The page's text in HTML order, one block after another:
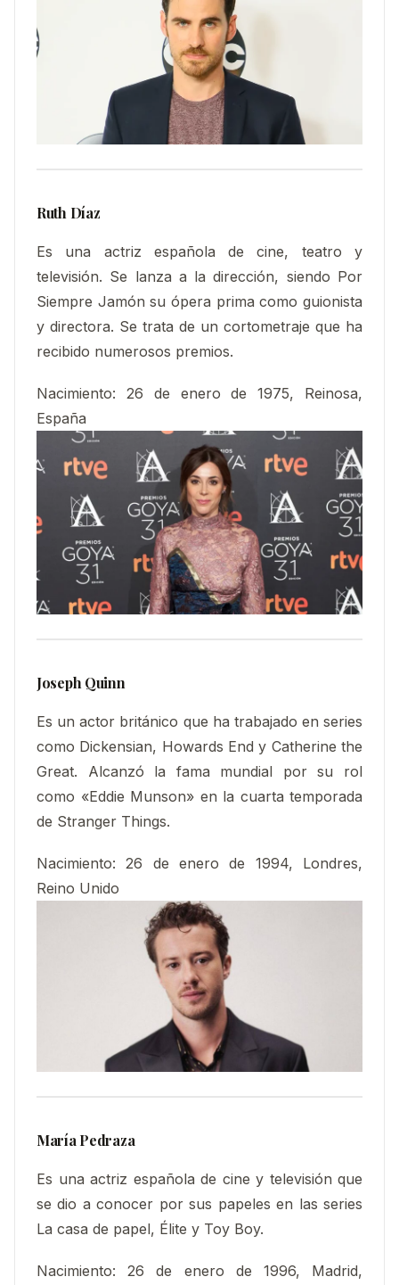
Ruth Díaz
Es una actriz española de cine, teatro y
televisión. Se lanza a la dirección, siendo Por
Siempre Jamón su ópera prima como guionista
y directora. Se trata de un cortometraje que ha
recibido numerosos premios.
Nacimiento:
26 de enero de 1975, Reinosa,
España
Joseph Quinn
Es un actor británico que ha trabajado en series
como Dickensian, Howards End y Catherine the
Great. Alcanzó la fama mundial por su rol
como «Eddie Munson» en la cuarta temporada
de Stranger Things.
Nacimiento:
26 de enero de 1994, Londres,
Reino Unido
María Pedraza
Es una actriz española de cine y televisión que
se dio a conocer por sus papeles en las series
La casa de papel, Élite y Toy Boy.​
Nacimiento: 26 de enero de 1996, Madrid,